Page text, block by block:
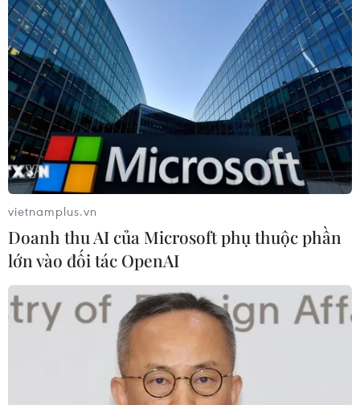
vietnamplus.vn
Doanh thu AI của Microsoft phụ thuộc phần
lớn vào đối tác OpenAI